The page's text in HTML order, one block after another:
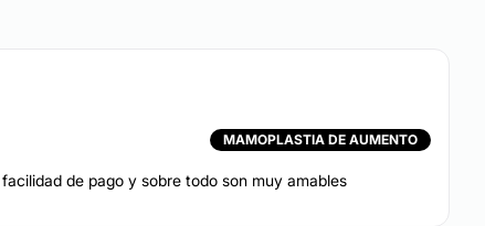
MAMOPLASTIA DE AUMENTO
de pago y sobre todo son muy amables